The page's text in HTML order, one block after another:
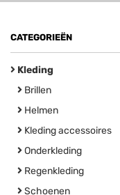
CATEGORIEËN
Kleding
Brillen
Helmen
Kleding accessoires
Onderkleding
Regenkleding
Schoenen